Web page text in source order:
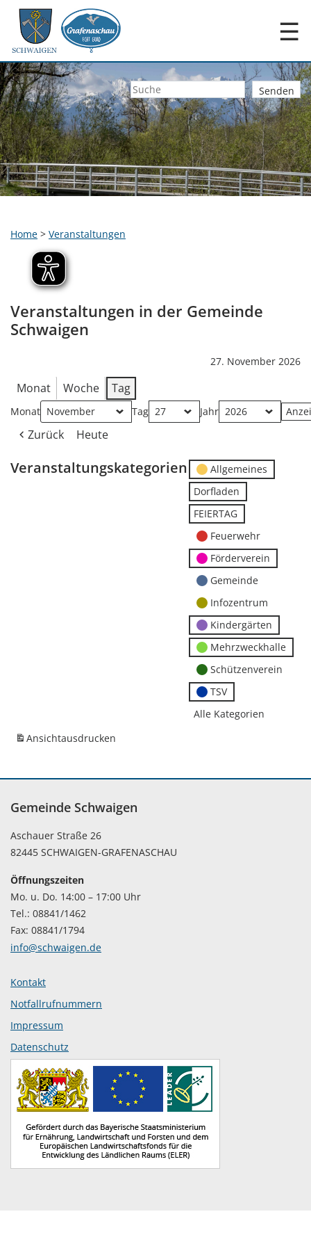
☰
Home > Veranstaltungen
Veranstaltungen in der Gemeinde
Schwaigen
27. November 2026
Monat Woche Tag
Monat Tag Jahr
Zurück Heute
Veranstaltungskategorien
Allgemeines
Dorfladen
FEIERTAG
Feuerwehr
Förderverein
Gemeinde
Infozentrum
Kindergärten
Mehrzweckhalle
Schützenverein
TSV
Alle Kategorien
Ansichtausdrucken
Gemeinde Schwaigen
Aschauer Straße 26
82445 SCHWAIGEN-GRAFENASCHAU
Öffnungszeiten
Mo. u. Do. 14:00 – 17:00 Uhr
Tel.: 08841/1462
Fax: 08841/1794
info@schwaigen.de
Kontakt
Notfallrufnummern
Impressum
Datenschutz